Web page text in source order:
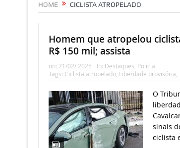
HOME CICLISTA ATROPELADO
Homem que atropelou
R$ 150 mil; assista
on: 21/02/ 2025 In: Destaques Polícia
Tags: Ciclista atropelado, Liberdade provisória
O
sinais
ciclista